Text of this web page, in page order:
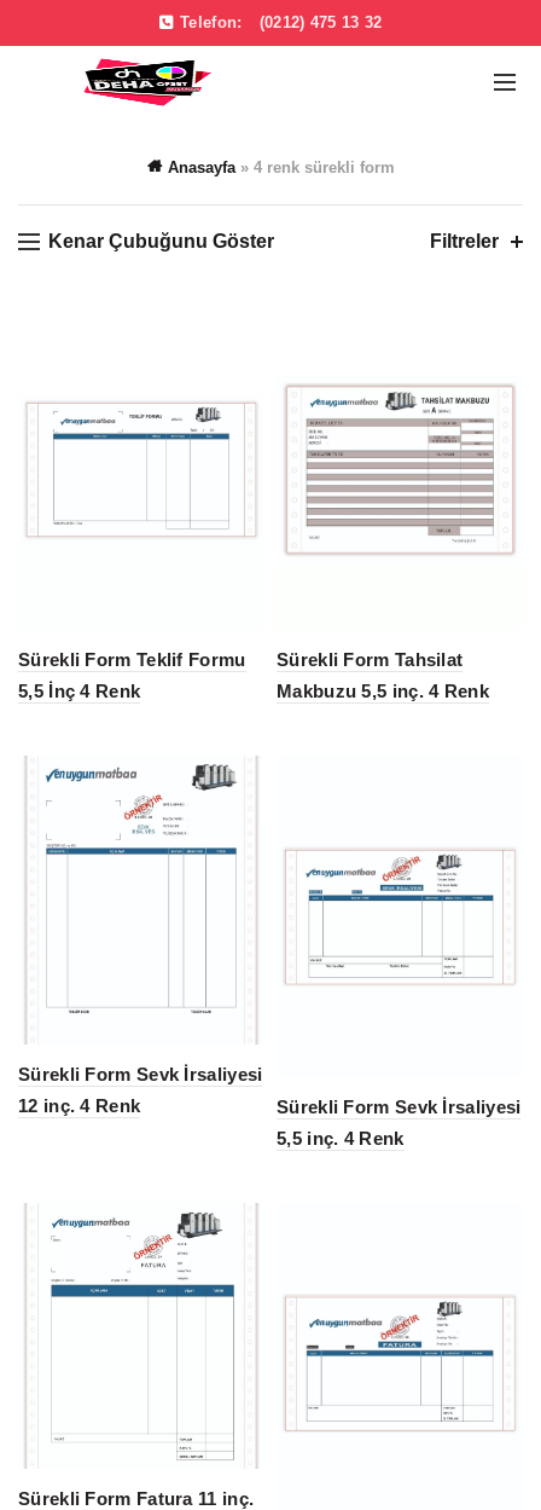
Telefon: (0212) 475 13 32
Anasayfa» 4 renk sürekli form
Kenar Çubuğunu Göster Filtreler
Sürekli Form Teklif Formu
5,5 İnç 4 Renk
Sürekli Form Tahsilat
Makbuzu 5,5 inç. 4 Renk
Sürekli Form Sevk İrsaliyesi
12 inç. 4 Renk
Sürekli Form Sevk İrsaliyesi
5,5 inç. 4 Renk
Sürekli Form Fatura 11 inç.